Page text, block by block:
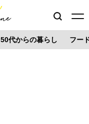
50代からの暮らし フー